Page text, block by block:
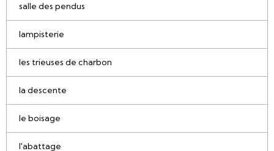
salle des pendus
lampisterie
les trieuses de charbon
la descente
le boisage
l'abattage